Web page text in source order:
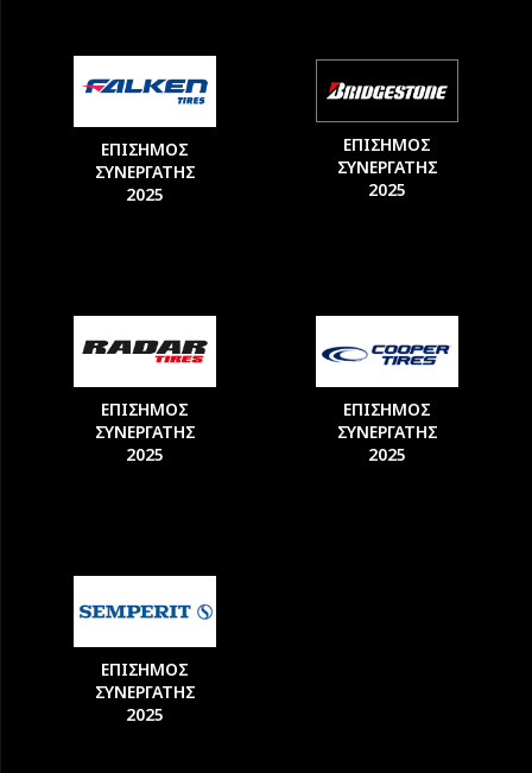
ΕΠΙΣΗΜΟΣ
ΣΥΝΕΡΓΑΤΗΣ
2025
ΕΠΙΣΗΜΟΣ
ΣΥΝΕΡΓΑΤΗΣ
2025
ΕΠΙΣΗΜΟΣ
ΣΥΝΕΡΓΑΤΗΣ
2025
ΕΠΙΣΗΜΟΣ
ΣΥΝΕΡΓΑΤΗΣ
2025
ΕΠΙΣΗΜΟΣ
ΣΥΝΕΡΓΑΤΗΣ
2025